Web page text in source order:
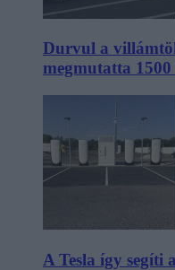
Durvul a
megmutatta
A Tesla így segíti